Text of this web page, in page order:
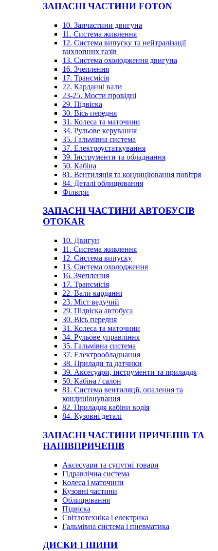
ЗАПАСНІ ЧАСТИНИ FOTON
10. Запчастини двигуна
11. Система живлення
12. Система випуску та нейтралізації
вихлопних газів
13. Система охолодження двигуна
16. Зчеплення
17. Трансмісія
22. Карданні вали
23-25. Мости провідні
29. Підвіска
30. Вісь передня
31. Колеса та маточини
34. Рульове керування
35. Гальмівна система
37. Електроустаткування
39. Інструменти та обладнання
50. Кабіна
81. Вентиляція та кондиціювання повітря
84. Деталі облицювання
Фільтри
ЗАПАСНІ ЧАСТИНИ АВТОБУСІВ
OTOKAR
10. Двигун
11. Система живлення
12. Система випуску
13. Система охолодження
16. Зчеплення
17. Трансмісія
22. Вали карданні
23. Міст ведучий
29. Підвіска автобуса
30. Вісь передня
31. Колеса та маточини
34. Рульове управління
35. Гальмівна система
37. Електрообладнання
38. Прилади та датчики
39. Аксесуари, інструменти та приладдя
50. Кабіна / салон
81. Система вентиляції, опалення та
кондиціонування
82. Приладдя кабіни водія
84. Кузовні деталі
ЗАПАСНІ ЧАСТИНИ ПРИЧЕПІВ ТА
НАПІВПРИЧЕПІВ
Аксесуари та супутні товари
Гідравлічна система
Колеса і маточини
Кузовні частини
Облицювання
Підвіска
Світлотехніка і електрика
Гальмівна система і пневматика
ДИСКИ І ШИНИ